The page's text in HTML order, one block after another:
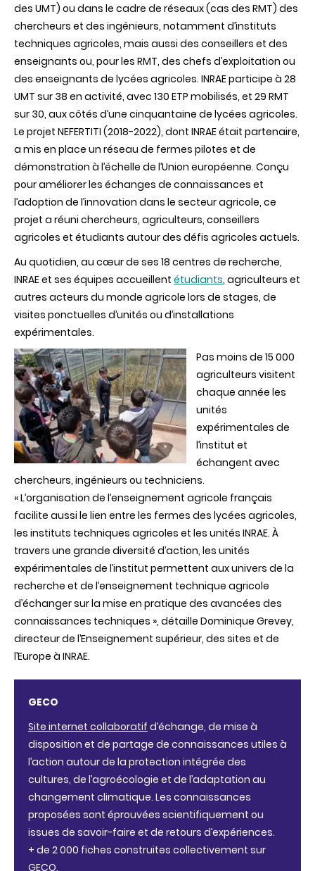
des UMT) ou dans le cadre de réseaux (cas des RMT) des
chercheurs et des ingénieurs, notamment d’instituts
techniques agricoles, mais aussi des conseillers et des
enseignants ou, pour les RMT, des chefs d’exploitation ou
des enseignants de lycées agricoles. INRAE participe à 28
UMT sur 38 en activité, avec 130 ETP mobilisés, et 29 RMT
sur 30, aux côtés d’une cinquantaine de lycées agricoles.
Le projet NEFERTITI (2018-2022), dont INRAE était partenaire,
a mis en place un réseau de fermes pilotes et de
démonstration à l’échelle de l’Union européenne. Conçu
pour améliorer les échanges de connaissances et
l’adoption de l’innovation dans le secteur agricole, ce
projet a réuni chercheurs, agriculteurs, conseillers
agricoles et étudiants autour des défis agricoles actuels.
Au quotidien, au cœur de ses 18 centres de recherche,
INRAE et ses équipes accueillent étudiants, agriculteurs et
autres acteurs du monde agricole lors de stages, de
visites ponctuelles d’unités ou d’installations
expérimentales.
Pas moins de 15 000
agriculteurs visitent
chaque année les
unités
expérimentales de
l’institut et
échangent avec
chercheurs, ingénieurs ou techniciens.
« L’organisation de l’enseignement agricole français
facilite aussi le lien entre les fermes des lycées agricoles,
les instituts techniques agricoles et les unités INRAE. À
travers une grande diversité d’action, les unités
expérimentales de l’institut permettent aux univers de la
recherche et de l’enseignement technique agricole
d’échanger sur la mise en pratique des avancées des
connaissances techniques », détaille Dominique Grevey,
directeur de l’Enseignement supérieur, des sites et de
l’Europe à INRAE.
GECO
Site internet collaboratif d’échange, de mise à
disposition et de partage de connaissances utiles à
l’action autour de la protection intégrée des
cultures, de l’agroécologie et de l’adaptation au
changement climatique. Les connaissances
proposées sont éprouvées scientifiquement ou
issues de savoir-faire et de retours d’expériences.
+ de 2 000 fiches construites collectivement sur
GECO.